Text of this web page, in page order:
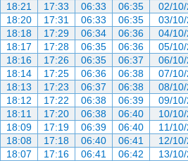
02/
06:35
06:33
17:33
18:21
03/
06:35
06:33
17:31
18:20
04/
06:36
06:34
17:29
18:18
05/
06:36
06:35
17:28
18:17
06/
06:37
06:35
17:26
18:16
07/
06:38
06:36
17:25
18:14
08/
06:38
06:37
17:23
18:13
09/
06:39
06:38
17:22
18:12
10/
06:40
06:38
17:20
18:11
11/
06:40
06:39
17:19
18:09
12/
06:41
06:40
17:18
18:08
13/
06:42
06:41
17:16
18:07